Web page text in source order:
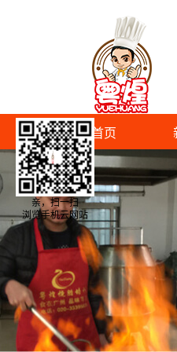
首页
亲，扫一扫
浏览手机云网站